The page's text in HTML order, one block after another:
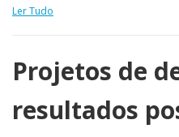
Ler Tudo
Projetos de
resultados